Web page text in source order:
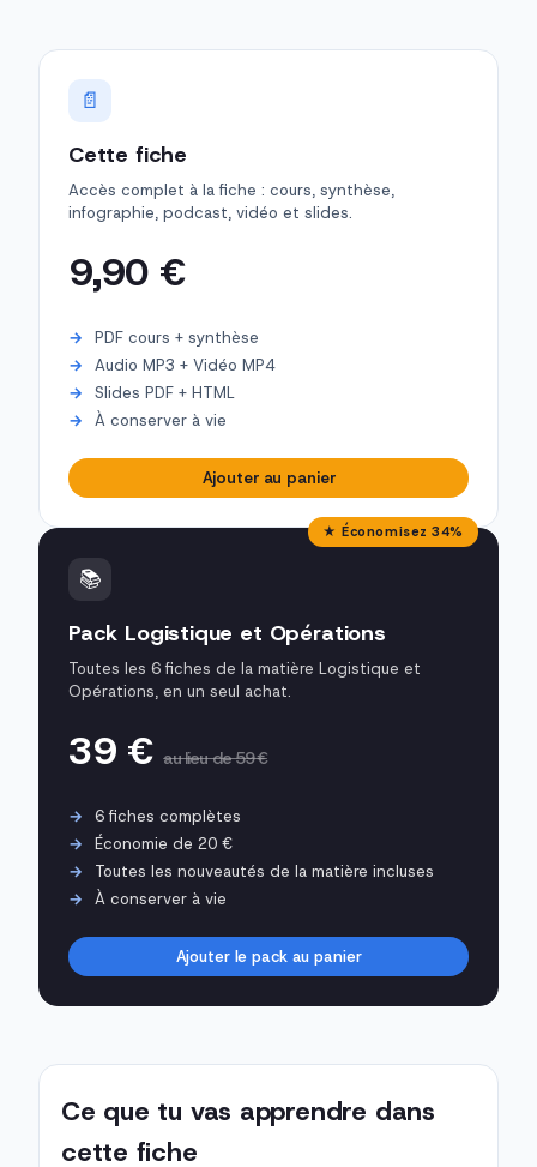
📄
Cette fiche
Accès complet à la fiche : cours, synthèse,
infographie, podcast, vidéo et slides.
9,90 €
PDF cours + synthèse
Audio MP3 + Vidéo MP4
Slides PDF + HTML
À conserver à vie
Ajouter au panier
★ Économisez 34%
📚
Pack Logistique et Opérations
Toutes les 6 fiches de la matière Logistique et
Opérations, en un seul achat.
39 €au lieu de 59 €
6 fiches complètes
Économie de 20 €
Toutes les nouveautés de la matière incluses
À conserver à vie
Ajouter le pack au panier
Ce que tu vas apprendre dans
cette fiche